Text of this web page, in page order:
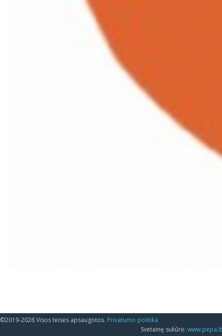
©2019-2026 Visos teisės apsaugotos. Privatumo politika
Svetainę sukūrė: www.pepa.lt